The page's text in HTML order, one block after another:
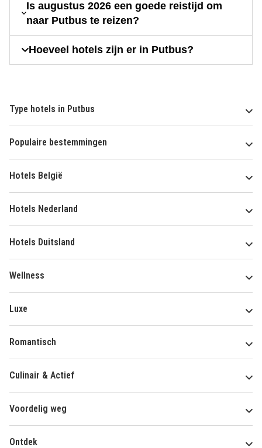
Is augustus 2026 een goede reistijd om
naar Putbus te reizen?
Hoeveel hotels zijn er in Putbus?
Type hotels in Putbus
Populaire bestemmingen
Hotels België
Hotels Nederland
Hotels Duitsland
Wellness
Luxe
Romantisch
Culinair & Actief
Voordelig weg
Ontdek